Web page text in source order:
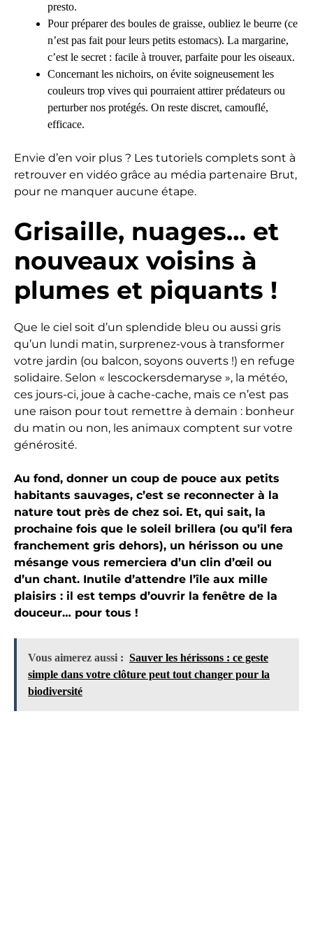
presto.
Pour préparer des boules de graisse, oubliez le beurre (ce
n’est pas fait pour leurs petits estomacs). La margarine,
c’est le secret : facile à trouver, parfaite pour les oiseaux.
Concernant les nichoirs, on évite soigneusement les
couleurs trop vives qui pourraient attirer prédateurs ou
perturber nos protégés. On reste discret, camouflé,
efficace.
Envie d’en voir plus ? Les tutoriels complets sont à
retrouver en vidéo grâce au média partenaire Brut,
pour ne manquer aucune étape.
Grisaille, nuages… et
nouveaux voisins à
plumes et piquants !
Que le ciel soit d’un splendide bleu ou aussi gris
qu’un lundi matin, surprenez-vous à transformer
votre jardin (ou balcon, soyons ouverts !) en refuge
solidaire. Selon « lescockersdemaryse », la météo,
ces jours-ci, joue à cache-cache, mais ce n’est pas
une raison pour tout remettre à demain : bonheur
du matin ou non, les animaux comptent sur votre
générosité.
Au fond, donner un coup de pouce aux petits
habitants sauvages, c’est se reconnecter à la
nature tout près de chez soi. Et, qui sait, la
prochaine fois que le soleil brillera (ou qu’il fera
franchement gris dehors), un hérisson ou une
mésange vous remerciera d’un clin d’œil ou
d’un chant. Inutile d’attendre l’île aux mille
plaisirs : il est temps d’ouvrir la fenêtre de la
douceur… pour tous !
Vous aimerez aussi : Sauver les hérissons : ce geste
simple dans votre clôture peut tout changer pour la
biodiversité